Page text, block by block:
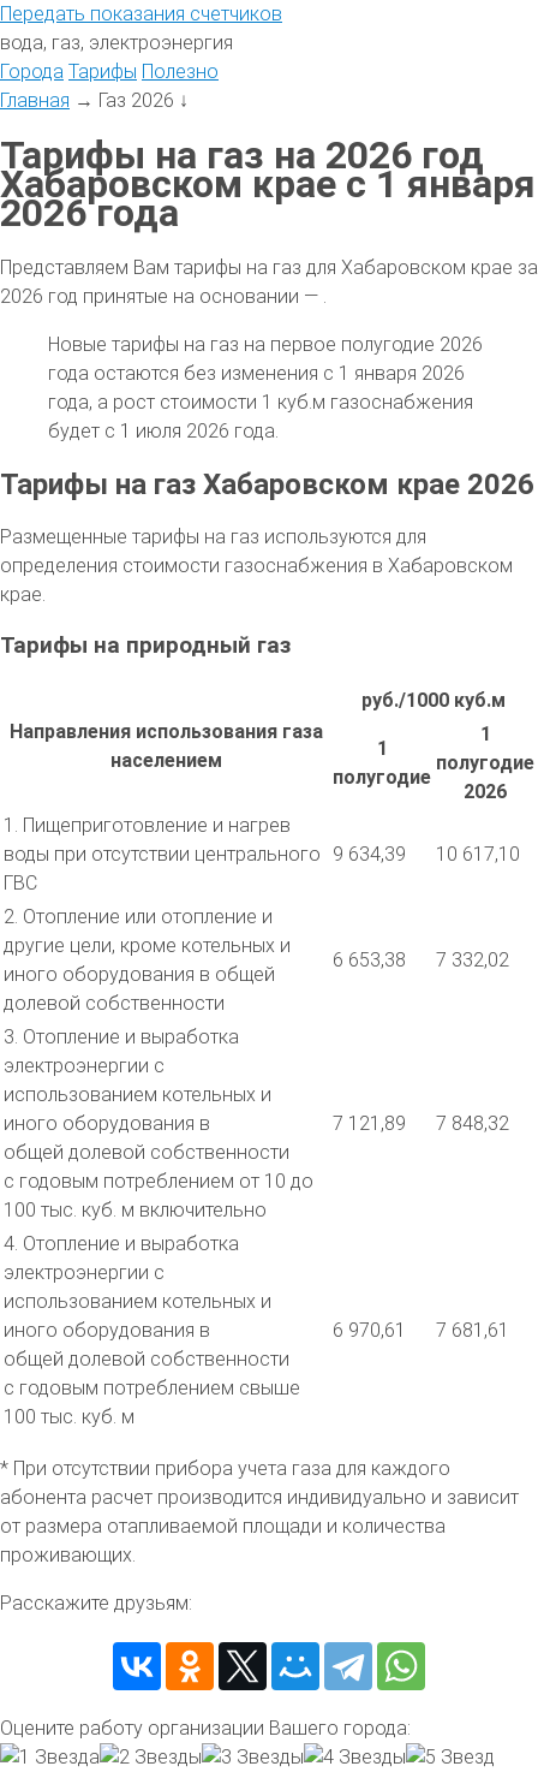
Передать показания счетчиков
вода, газ, электроэнергия
Города Тарифы Полезно
Главная → Газ 2026 ↓
Тарифы на газ на 2026 год
Хабаровском крае с 1 января
2026 года
Представляем Вам тарифы на газ для Хабаровском крае за
2026 год принятые на основании — .
Новые тарифы на газ на первое полугодие 2026
года остаются без изменения с 1 января 2026
года, а рост стоимости 1 куб.м газоснабжения
будет с 1 июля 2026 года.
Тарифы на газ Хабаровском крае 2026
Размещенные тарифы на газ используются для
определения стоимости газоснабжения в Хабаровском
крае.
Тарифы на природный газ
Направления использования газа
населением
руб./1000 куб.м
1
полугодие
1
полугодие
2026
1. Пищеприготовление и нагрев
воды при отсутствии центрального
ГВС
9 634,39 10 617,10
2. Отопление или отопление и
другие цели, кроме котельных и
иного оборудования в общей
долевой собственности
6 653,38 7 332,02
3. Отопление и выработка
электроэнергии с
использованием котельных и
иного оборудования в
общей долевой собственности
с годовым потреблением от 10 до
100 тыс. куб. м включительно
7 121,89 7 848,32
4. Отопление и выработка
электроэнергии с
использованием котельных и
иного оборудования в
общей долевой собственности
с годовым потреблением свыше
100 тыс. куб. м
6 970,61 7 681,61
* При отсутствии прибора учета газа для каждого
абонента расчет производится индивидуально и зависит
от размера отапливаемой площади и количества
проживающих.
Расскажите друзьям:
Оцените работу организации Вашего города: